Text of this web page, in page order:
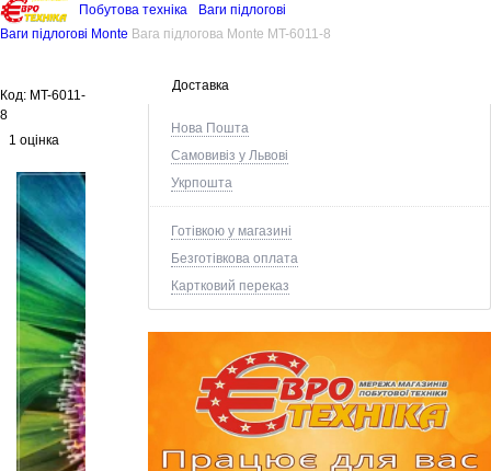
Побутова техніка
Ваги підлогові
Ваги підлогові Monte Вага підлогова Monte MT-6011-8
Доставка
Нова Пошта
Самовивіз у Львові
Укрпошта
Готівкою у магазині
Безготівкова оплата
Картковий переказ
Код: MT-6011-
8
1 оцінка